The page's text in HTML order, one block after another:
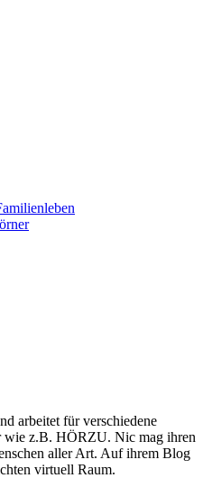
arbeitet für verschiedene
wie z.B. HÖRZU. Nic mag ihren
aller Art. Auf ihrem Blog
virtuell Raum.